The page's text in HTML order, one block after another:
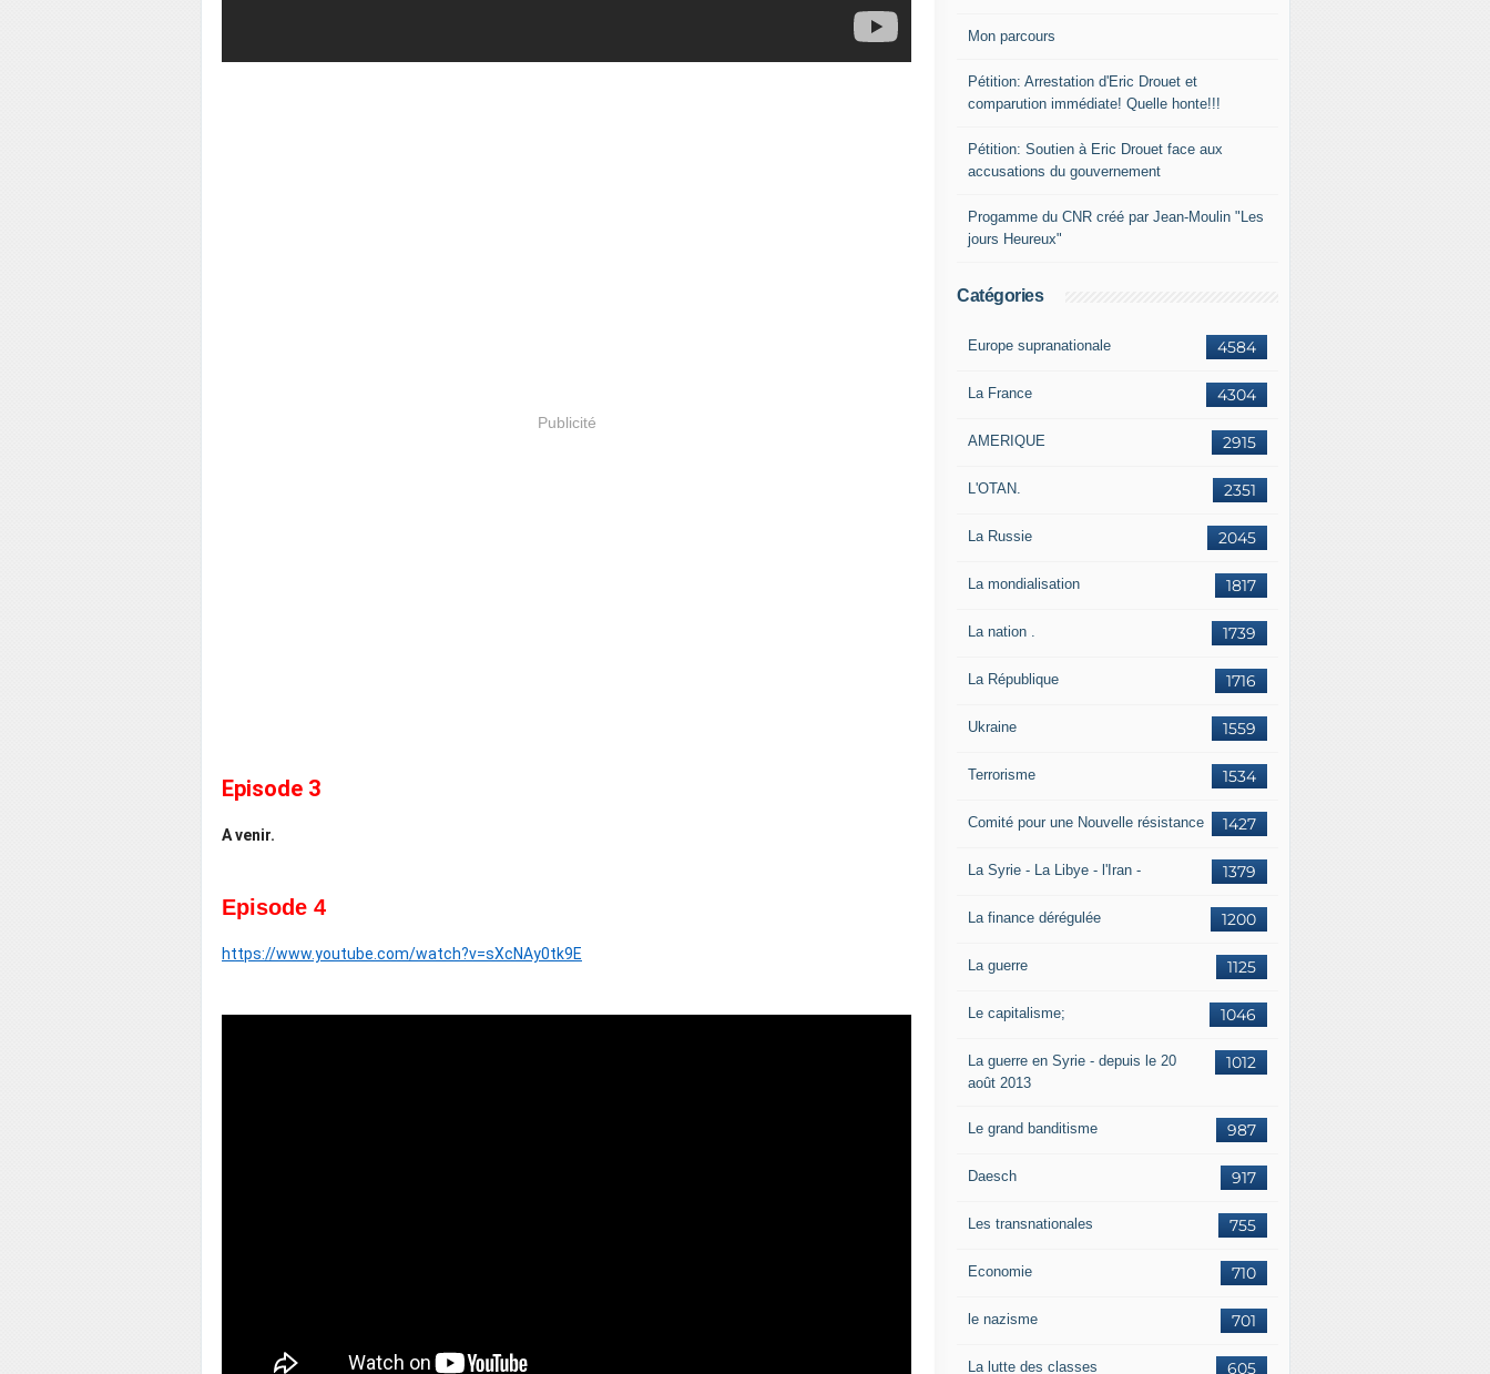
Publicité
Episode 3
A venir.
Episode 4
https://www.youtube.com/watch?v=sXcNAy0tk9E
Mon parcours
Pétition: Arrestation d'Eric Drouet et
comparution immédiate! Quelle honte!!!
Pétition: Soutien à Eric Drouet face aux
accusations du gouvernement
Progamme du CNR créé par Jean-Moulin "Les
jours Heureux"
Catégories
4584
Europe supranationale
4304
La France
2915
AMERIQUE
2351
L'OTAN.
2045
La Russie
1817
La mondialisation
1739
La nation .
1716
La République
1559
Ukraine
1534
Terrorisme
1427
Comité pour une Nouvelle résistance
1379
La Syrie - La Libye - l'Iran -
1200
La finance dérégulée
1125
La guerre
1046
Le capitalisme;
1012
La guerre en Syrie - depuis le 20
août 2013
987
Le grand banditisme
917
Daesch
755
Les transnationales
710
Economie
701
le nazisme
605
La lutte des classes